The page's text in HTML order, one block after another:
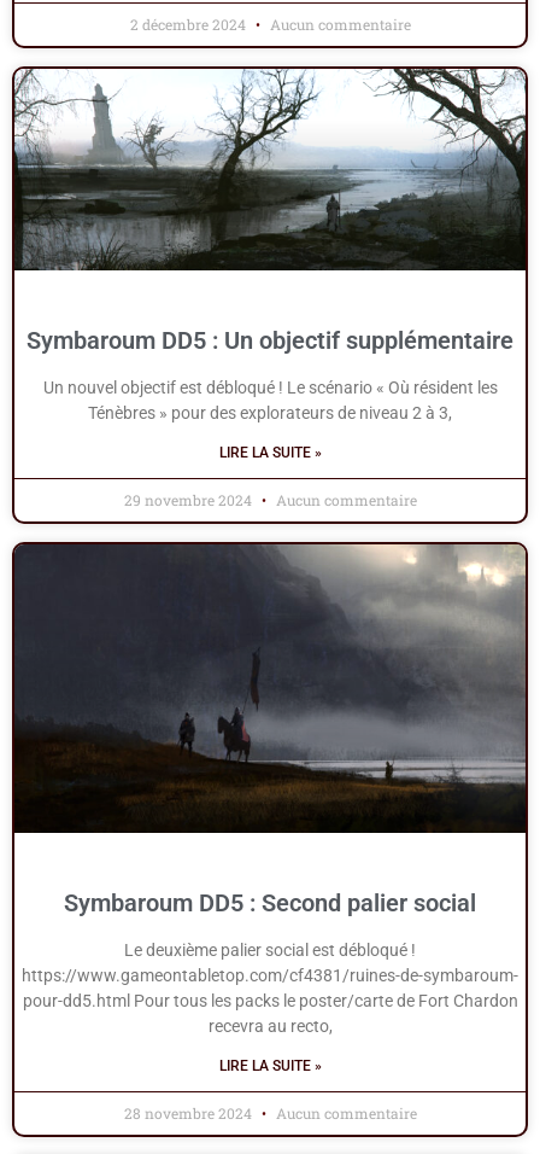
2 décembre 2024 Aucun commentaire
Symbaroum DD5 : Un objectif supplémentaire
Un nouvel objectif est débloqué ! Le scénario « Où résident les
Ténèbres » pour des explorateurs de niveau 2 à 3,
LIRE LA SUITE »
29 novembre 2024 Aucun commentaire
Symbaroum DD5 : Second palier social
Le deuxième palier social est débloqué !
https://www.gameontabletop.com/cf4381/ruines-de-symbaroum-
pour-dd5.html Pour tous les packs le poster/carte de Fort Chardon
recevra au recto,
LIRE LA SUITE »
28 novembre 2024 Aucun commentaire